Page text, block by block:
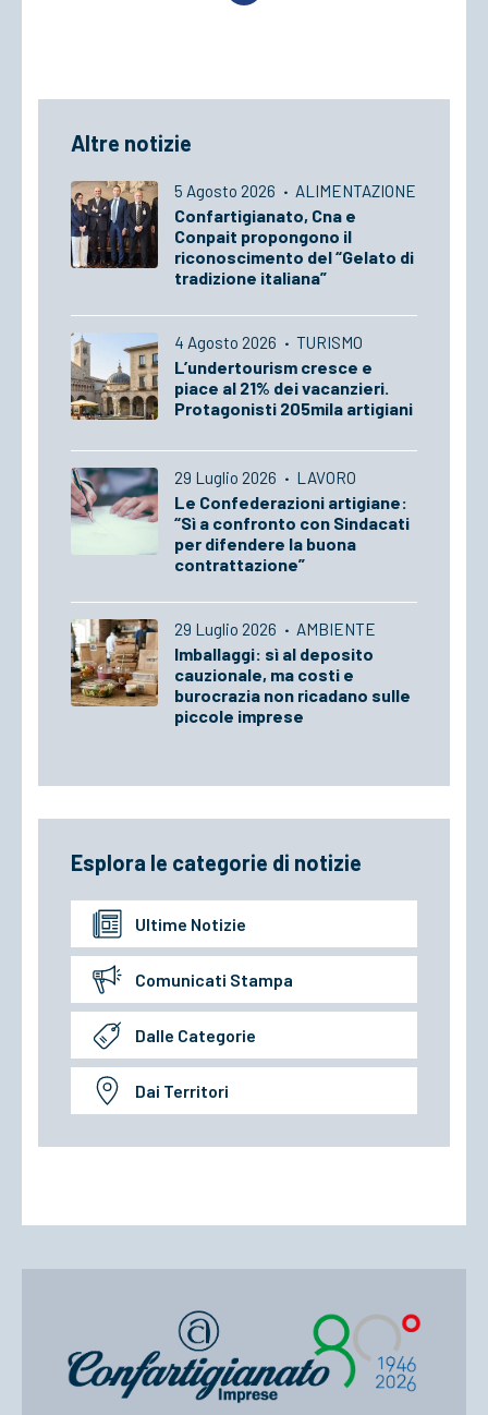
Altre notizie
5 Agosto 2026 · ALIMENTAZIONE
Confartigianato, Cna e
Conpait propongono il
riconoscimento del “Gelato di
tradizione italiana”
4 Agosto 2026 · TURISMO
L’undertourism cresce e
piace al 21% dei vacanzieri.
Protagonisti 205mila artigiani
29 Luglio 2026 · LAVORO
Le Confederazioni artigiane:
“Sì a confronto con Sindacati
per difendere la buona
contrattazione”
29 Luglio 2026 · AMBIENTE
Imballaggi: sì al deposito
cauzionale, ma costi e
burocrazia non ricadano sulle
piccole imprese
Esplora le categorie di notizie
Ultime Notizie
Comunicati Stampa
Dalle Categorie
Dai Territori